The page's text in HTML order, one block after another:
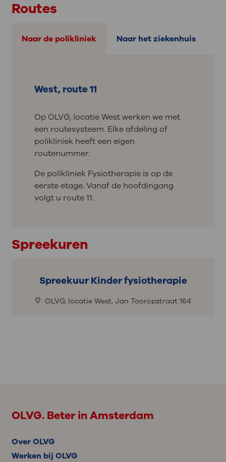
Routes
Naar de polikliniek Naar het ziekenhuis
West, route 11
Op OLVG, locatie West werken we met
een routesysteem. Elke afdeling of
polikliniek heeft een eigen
routenummer.
De polikliniek Fysiotherapie is op de
eerste etage. Vanaf de hoofdingang
volgt u route 11.
Spreekuren
Spreekuur Kinder fysiotherapie
OLVG, locatie West, Jan Tooropstraat 164
OLVG. Beter in Amsterdam
Over OLVG
Werken bij OLVG